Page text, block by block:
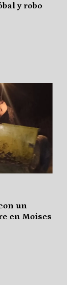
y robo
un
en Moises